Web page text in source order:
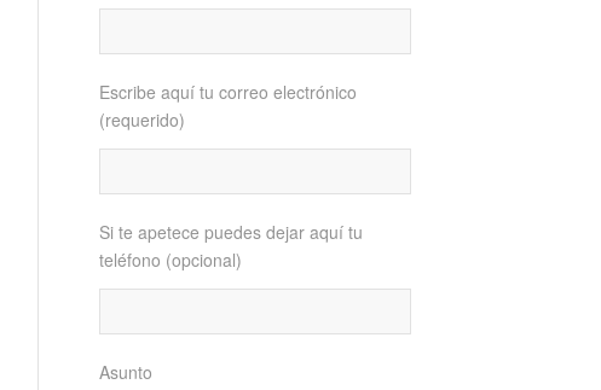
Escribe aquí tu correo electrónico
(requerido)
Si te apetece puedes dejar aquí tu
teléfono (opcional)
Asunto